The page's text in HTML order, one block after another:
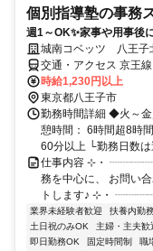
個別指導塾の事務
週1～OK✨家事や用事後
城南コベッツ 八王子
交通・アクセス 京王
時給1,230円以上
東京都八王子市
勤務時間詳細 ◆火～
憩時間： 6時間超8時
60分以上 └勤務日数
仕事内容 ⊹・
務を中心に、 お問い
トします♪ ⊹・
業界未経験者歓迎 扶養内勤
土日祝のみOK
主婦・主夫歓
即日勤務OK
固定時間制 職